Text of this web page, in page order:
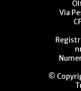
Via
©